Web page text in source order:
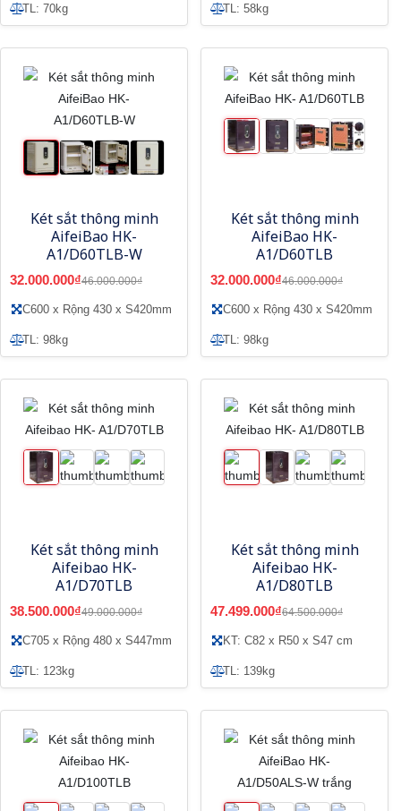
TL: 70kg TL: 58kg
Két sắt thông minh
AifeiBao HK-
A1/D60TLB-W
32.000.000₫46.000.000₫
C600 x Rộng 430 x S420mm
TL: 98kg
Két sắt thông minh
AifeiBao HK-
A1/D60TLB
32.000.000₫46.000.000₫
C600 x Rộng 430 x S420mm
TL: 98kg
Két sắt thông minh
Aifeibao HK-
A1/D70TLB
38.500.000₫49.000.000₫
C705 x Rộng 480 x S447mm
TL: 123kg
Két sắt thông minh
Aifeibao HK-
A1/D80TLB
47.499.000₫64.500.000₫
KT: C82 x R50 x S47 cm
TL: 139kg